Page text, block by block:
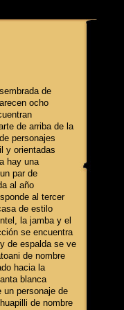
de
ocho
de arriba de la
personajes
y orientadas
hay una
par de
al año
al tercer
de estilo
la jamba y el
se encuentra
de espalda se ve
de nombre
hacia la
blanca
un personaje de
de nombre